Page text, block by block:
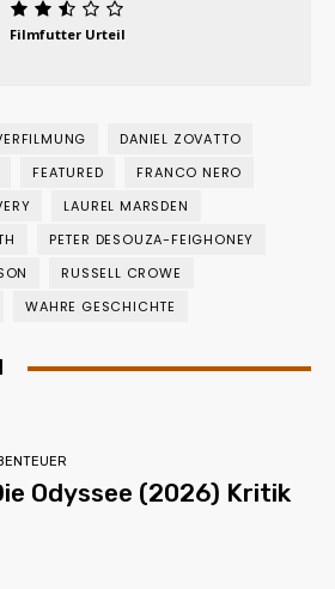
Filmfutter Urteil
DANIEL ZOVATTO
FEATURED
FRANCO NERO
LAUREL MARSDEN
PETER DESOUZA-FEIGHONEY
RUSSELL CROWE
WAHRE GESCHICHTE
Odyssee (2026) Kritik